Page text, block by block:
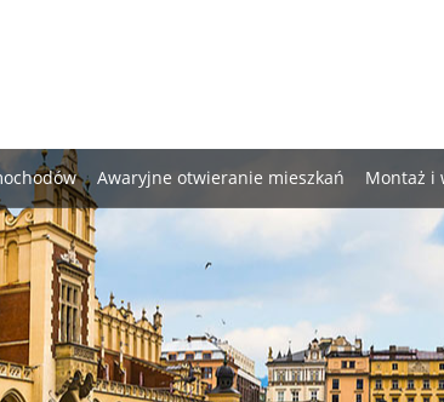
Awaryjne otwieranie mieszkań Montaż i